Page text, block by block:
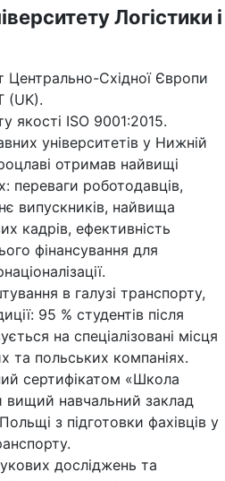
Логістики і
Центрально-Східної Європи
(UK).
якості ISO 9001:2015.
університетів у Нижній
отримав найвищі
переваги роботодавців,
випускників, найвища
кадрів, ефективність
фінансування для
в галузі транспорту,
95 % студентів після
на спеціалізовані місця
та польських компаніях.
сертифікатом «Школа
вищий навчальний заклад
з підготовки фахівців у
досліджень та